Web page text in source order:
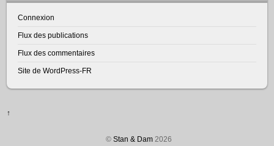
Connexion
Flux des publications
Flux des commentaires
Site de WordPress-FR
↑
© Stan & Dam2026